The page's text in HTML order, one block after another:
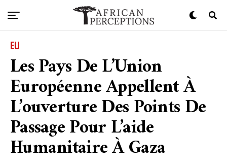
EU
Les Pays De L’Union
Européenne Appellent À
L’ouverture Des Points De
Passage Pour L’aide
Humanitaire À Gaza